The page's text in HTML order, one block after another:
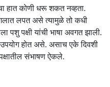
हात कोणी धरू शकत नव्हता.
लपत असे त्यामुळे तो कधी
पशु पक्षी यांची भाषा अवगत झाली.
उपयोग होत असे. असाच एके दिवशी
संभाषण ऐकले.